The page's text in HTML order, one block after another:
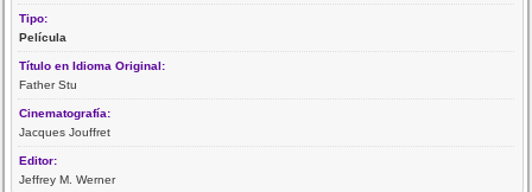
Tipo:
Película
Título en Idioma Original:
Father Stu
Cinematografía:
Jacques Jouffret
Editor:
Jeffrey M. Werner